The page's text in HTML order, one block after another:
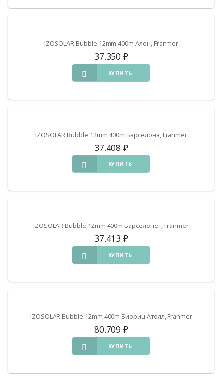
IZOSOLAR Bubble 12mm 400m Ален, Franmer
37.350 ₽
КУПИТЬ
IZOSOLAR Bubble 12mm 400m Барселона, Franmer
37.408 ₽
КУПИТЬ
IZOSOLAR Bubble 12mm 400m Барселонет, Franmer
37.413 ₽
КУПИТЬ
IZOSOLAR Bubble 12mm 400m Биориц Атолл, Franmer
80.709 ₽
КУПИТЬ